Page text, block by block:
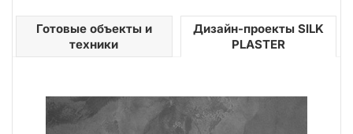
Готовые объекты и
техники
Дизайн-проекты SILK
PLASTER